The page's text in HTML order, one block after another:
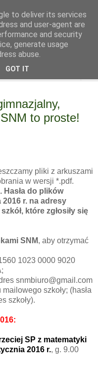
to proste!
pliki z arkuszami
w wersji *.pdf.
Hasła do plików
r. na adresy
które zgłosiły się
SNM, aby otrzymać
1023 0000 9020
snmbiuro@gmail.com
szkoły; (hasła
szkoły).
SP z matematyki
2016 r., g. 9.00
to deliver its services
and user-agent are
and security
generate usage
abuse.
GOT IT